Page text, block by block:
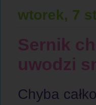
wtorek, 7
Sernik
uwodzi
Chyba